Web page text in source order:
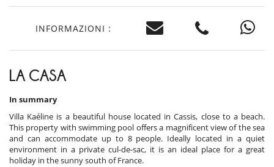
INFORMAZIONI :
LA CASA
In summary
Villa Kaéline is a beautiful house located in Cassis, close to a beach.
This property with swimming pool offers a magnificent view of the sea
and can accommodate up to 8 people. Ideally located in a quiet
environment in a private cul-de-sac, it is an ideal place for a great
holiday in the sunny south of France.